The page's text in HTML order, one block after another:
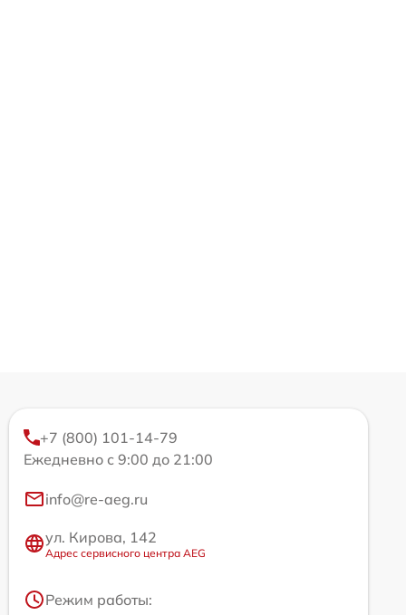
+7 (800) 101-14-79
Ежедневно с 9:00 до 21:00
info@re-aeg.ru
ул. Кирова, 142
Адрес сервисного центра AEG
Режим работы: